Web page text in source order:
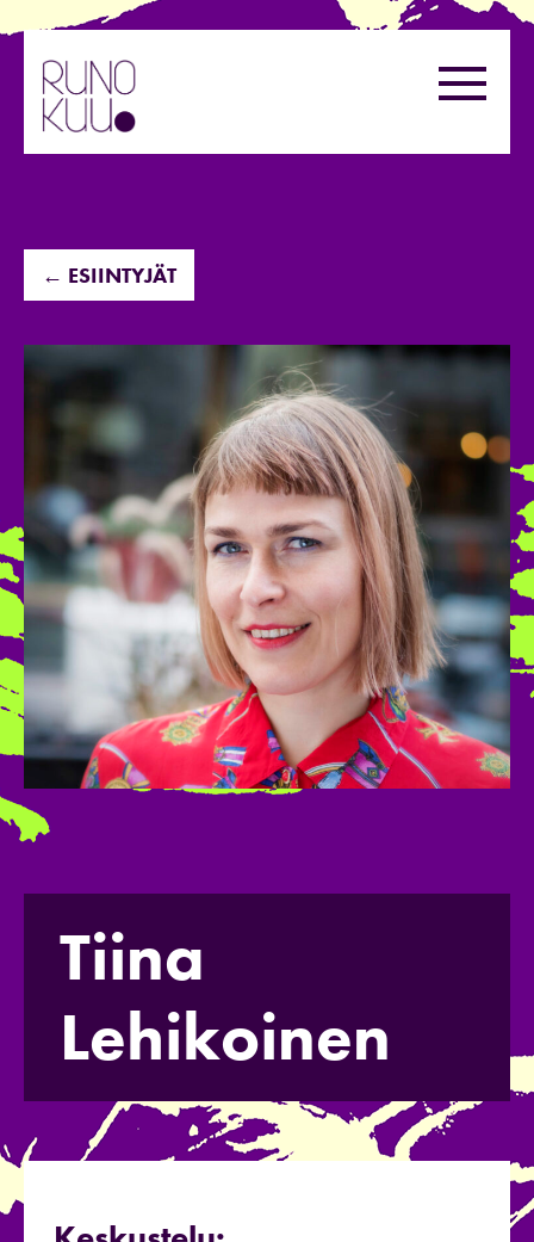
sisältöön
← ESIINTYJÄT
Tiina
Lehikoinen